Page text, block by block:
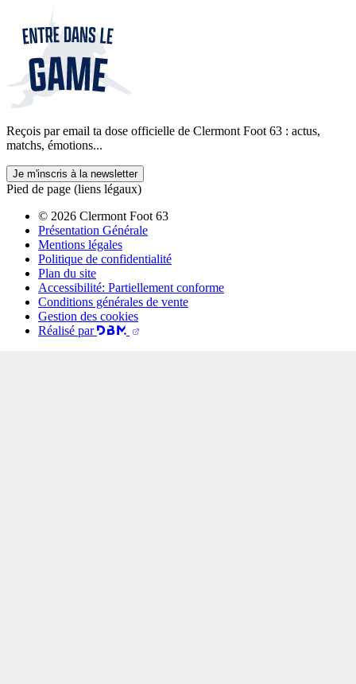
Reçois par email ta dose officielle de Clermont Foot 63 : actus,
matchs, émotions...
Je m'inscris à la newsletter
Pied de page (liens légaux)
© 2026 Clermont Foot 63
Présentation Générale
Mentions légales
Politique de confidentialité
Plan du site
Accessibilité: Partiellement conforme
Conditions générales de vente
Gestion des cookies
Réalisé par